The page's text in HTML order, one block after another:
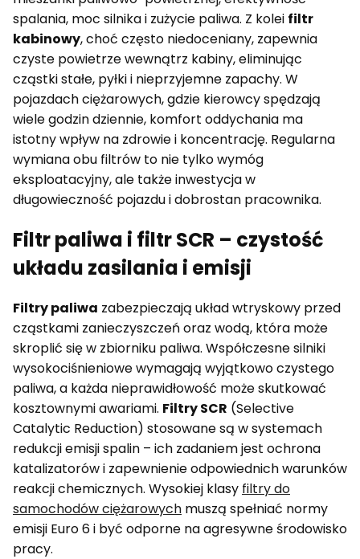
spalania, moc silnika i zużycie paliwa. Z kolei filtr
kabinowy, choć często niedoceniany, zapewnia
czyste powietrze wewnątrz kabiny, eliminując
cząstki stałe, pyłki i nieprzyjemne zapachy. W
pojazdach ciężarowych, gdzie kierowcy spędzają
wiele godzin dziennie, komfort oddychania ma
istotny wpływ na zdrowie i koncentrację. Regularna
wymiana obu filtrów to nie tylko wymóg
eksploatacyjny, ale także inwestycja w
długowieczność pojazdu i dobrostan pracownika.
Filtr paliwa i filtr SCR – czystość
układu zasilania i emisji
Filtry paliwa zabezpieczają układ wtryskowy przed
cząstkami zanieczyszczeń oraz wodą, która może
skroplić się w zbiorniku paliwa. Współczesne silniki
wysokociśnieniowe wymagają wyjątkowo czystego
paliwa, a każda nieprawidłowość może skutkować
kosztownymi awariami. Filtry SCR (Selective
Catalytic Reduction) stosowane są w systemach
redukcji emisji spalin – ich zadaniem jest ochrona
katalizatorów i zapewnienie odpowiednich warunków
reakcji chemicznych. Wysokiej klasy filtry do
samochodów ciężarowych muszą spełniać normy
emisji Euro 6 i być odporne na agresywne środowisko
pracy.